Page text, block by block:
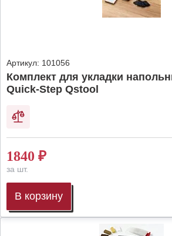
Артикул: 101056
Комплект для укладки
Quick-Step Qstool
1840 ₽
за шт.
В корзину